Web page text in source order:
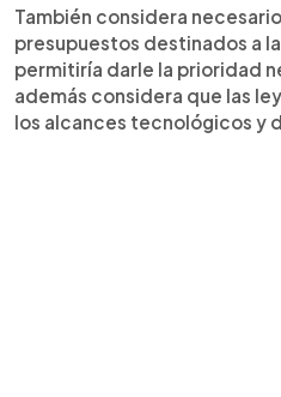
También considera
presupuestos destinados a
permitiría darle la prioridad
además considera que las
los alcances tecnológicos y